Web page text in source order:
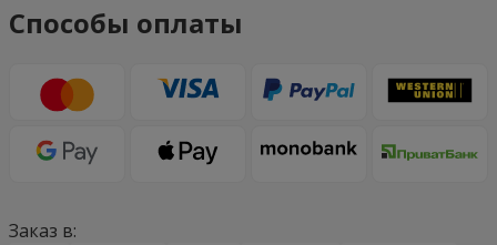
Способы оплаты
Заказ в: